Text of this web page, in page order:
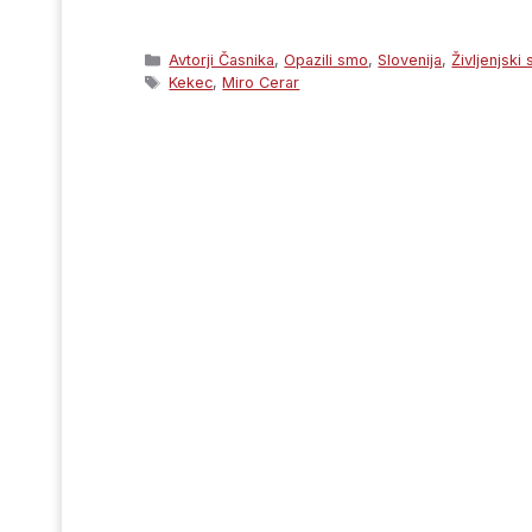
Categories
Avtorji Časnika,Opazili smo,Slovenija,Življenjski
Tags
Kekec,Miro Cerar